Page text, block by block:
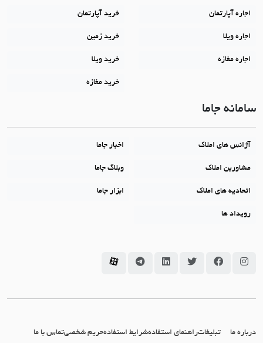
اجاره آپارتمان
اجاره ویلا
اجاره مغازه
خرید آپارتمان
خرید زمین
خرید ویلا
خرید مغازه
سامانه جاما
آژانس های املاک اخبار جاما
مشاورین املاک وبلاگ جاما
اتحادیه های املاک ابزار جاما
رویداد ها
سامانه جاما در اینستاگرام
سامانه جاما در فیسبوک
سامانه جاما در توئیتر
سامانه جاما در لینکداین
سامانه جاما در تلگرام
سامانه جاما در آپارات
درباره ما تبلیغاتراهنمای استفادهشرایط استفادهحریم شخصیتماس با ما